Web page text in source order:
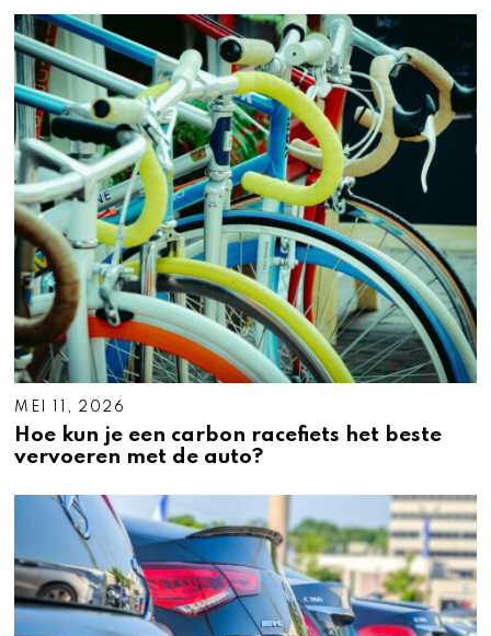
MEI 11, 2026
Hoe kun je een carbon racefiets het beste
vervoeren met de auto?